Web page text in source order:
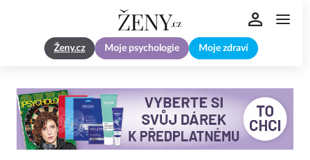
Ženy.cz Moje psychologie Moje zdraví